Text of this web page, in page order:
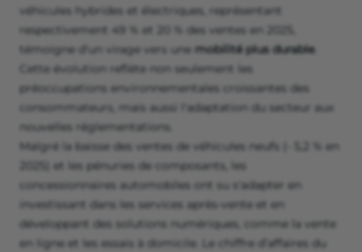
véhicules hybrides et électriques, représentant
respectivement 49 % et 20 % des ventes en 2025,
témoigne d'un virage vers une mobilité plus durable.
Cette évolution reflète non seulement les
préoccupations environnementales croissantes des
consommateurs, mais aussi l'adaptation du secteur aux
nouvelles réglementations.
Malgré la baisse des ventes de véhicules neufs (- 5,2 % en
2025) et les pénuries de composants, les
concessionnaires automobiles ont su s'adapter en
investissant dans les services après-vente et en
développant des solutions numériques, comme la vente
en ligne et les essais à domicile. Le chiffre d’affaires du